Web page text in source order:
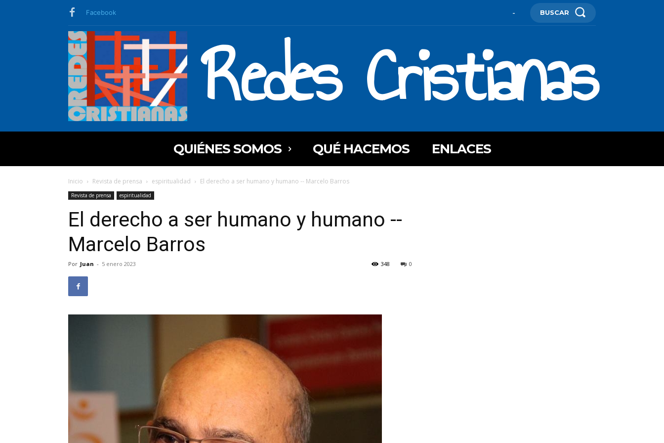
Facebook - BUSCAR
Redes Cristianas
QUIÉNES SOMOS QUÉ HACEMOS ENLACES
Inicio Revista de prensa espiritualidad El derecho a ser humano y humano -- Marcelo Barros
Revista de prensa espiritualidad
El derecho a ser humano y humano --
Marcelo Barros
Por Juan - 5 enero 2023 0
348